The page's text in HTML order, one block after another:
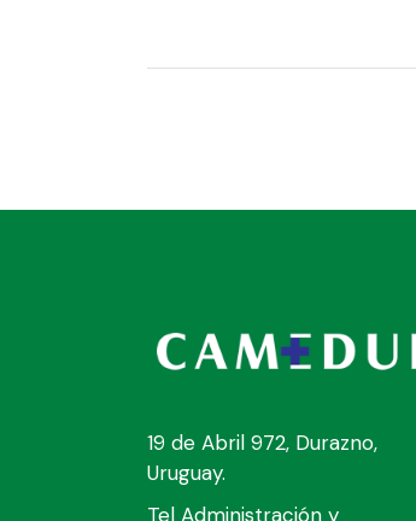
19 de Abril 972, Durazno,
Uruguay.
Tel Administración y